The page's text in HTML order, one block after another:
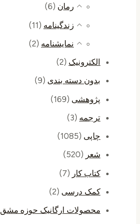
رمان (6)
زندگینامه (11)
نمایشنامه (2)
الکترونیک (2)
بدون دسته بندی (9)
پژوهشی (169)
ترجمه (3)
چاپی (1085)
شعر (520)
کتاب کار (7)
کمک درسی (2)
محصولات ارگانیک حوزه مشق